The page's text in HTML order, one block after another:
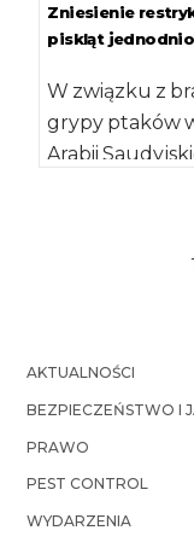
Zniesienie
piskląt
W związku z
grypy ptaków
Arabii
AKTUALNOŚCI
BEZPIECZEŃSTWO I
PRAWO
PEST CONTROL
WYDARZENIA